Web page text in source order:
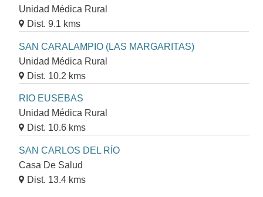
Unidad Médica Rural
Dist. 9.1 kms
SAN CARALAMPIO (LAS MARGARITAS)
Unidad Médica Rural
Dist. 10.2 kms
RIO EUSEBAS
Unidad Médica Rural
Dist. 10.6 kms
SAN CARLOS DEL RÍO
Casa De Salud
Dist. 13.4 kms